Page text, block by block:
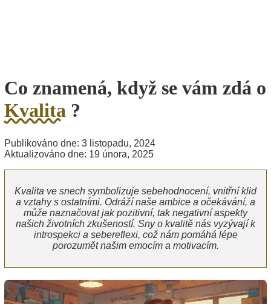
Co znamená, když se vám zdá o
Kvalita ?
Publikováno dne: 3 listopadu, 2024
Aktualizováno dne: 19 února, 2025
Kvalita ve snech symbolizuje sebehodnocení, vnitřní klid
a vztahy s ostatními. Odráží naše ambice a očekávání, a
může naznačovat jak pozitivní, tak negativní aspekty
našich životních zkušeností. Sny o kvalitě nás vyzývají k
introspekci a sebereflexi, což nám pomáhá lépe
porozumět našim emocím a motivacím.